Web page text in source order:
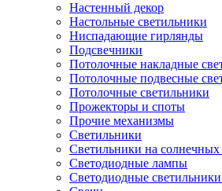
Настенный декор
Настольные светильники
Ниспадающие гирлянды
Подсвечники
Потолочные накладные
Потолочные подвесные
Потолочные светильники
Прожекторы и споты
Прочие механизмы
Светильники
Светильники на солнечных
Светодиодные лампы
Светодиодные